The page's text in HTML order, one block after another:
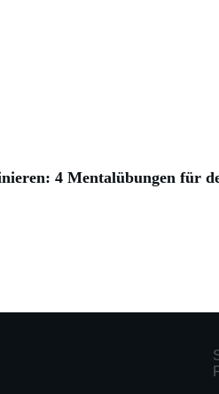
4 Mentalübungen für